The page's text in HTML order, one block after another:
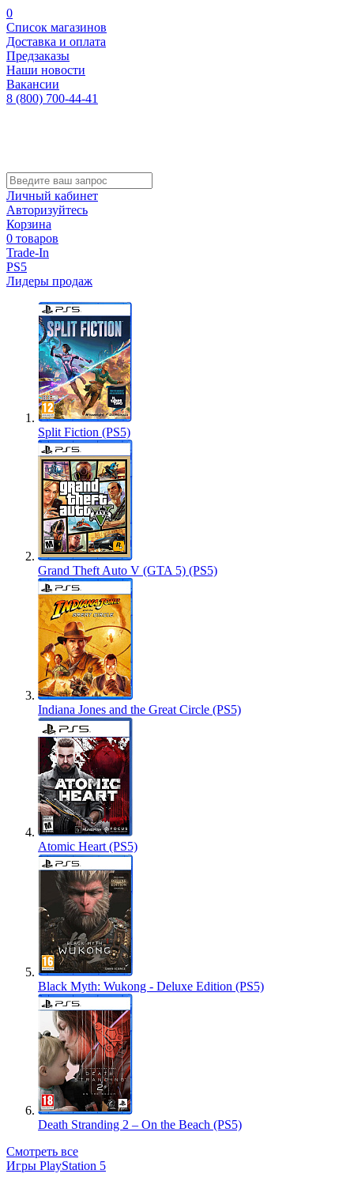
0
Список магазинов
Доставка и оплата
Предзаказы
Наши новости
Вакансии
8 (800) 700-44-41
Личный кабинет
Авторизуйтесь
Корзина
0 товаров
Trade-In
PS5
Лидеры продаж
Split Fiction (PS5)
Grand Theft Auto V (GTA 5) (PS5)
Indiana Jones and the Great Circle (PS5)
Atomic Heart (PS5)
Black Myth: Wukong - Deluxe Edition (PS5)
Death Stranding 2 – On the Beach (PS5)
Смотреть все
Игры PlayStation 5